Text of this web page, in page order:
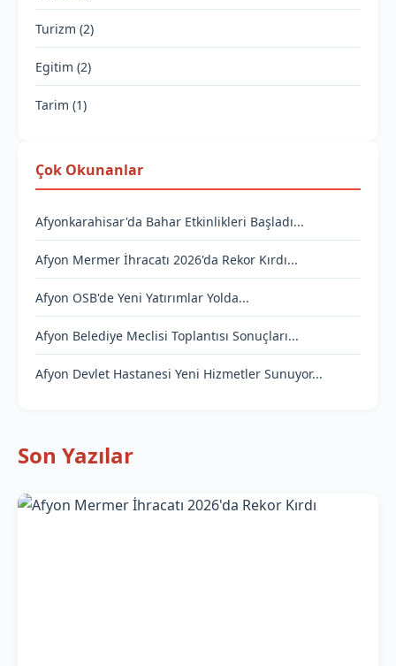
Turizm (2)
Egitim (2)
Tarim (1)
Çok Okunanlar
Afyonkarahisar'da Bahar Etkinlikleri Başladı...
Afyon Mermer İhracatı 2026'da Rekor Kırdı...
Afyon OSB'de Yeni Yatırımlar Yolda...
Afyon Belediye Meclisi Toplantısı Sonuçları...
Afyon Devlet Hastanesi Yeni Hizmetler Sunuyor...
Son Yazılar